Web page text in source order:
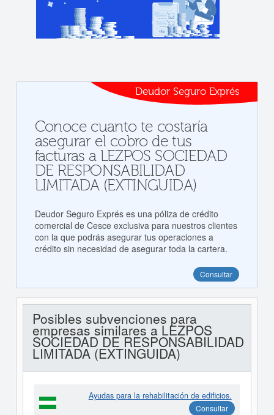
Deudor Seguro Exprés
Conoce cuanto te costaría
asegurar el cobro de tus
facturas a LEZPOS SOCIEDAD
DE RESPONSABILIDAD
LIMITADA (EXTINGUIDA)
Deudor Seguro Exprés es una póliza de crédito
comercial de Cesce exclusiva para nuestros clientes
con la que podrás asegurar tus operaciones a
crédito sin necesidad de asegurar toda la cartera.
Consultar
Posibles subvenciones para
empresas similares a LEZPOS
SOCIEDAD DE RESPONSABILIDAD
LIMITADA (EXTINGUIDA)
Ayudas para la rehabilitación de edificios.
Consultar